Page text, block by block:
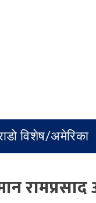
विशेष/अमेरिका